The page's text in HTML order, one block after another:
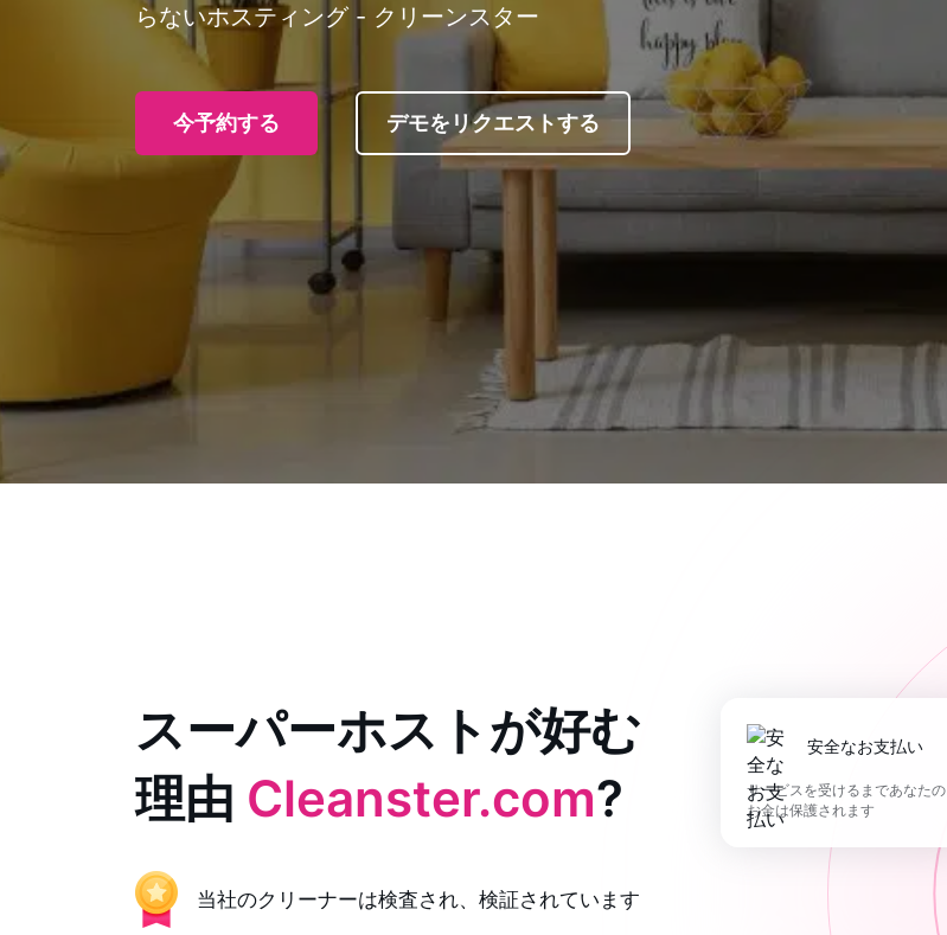
らないホスティング - クリーンスター
今予約する デモをリクエストする
スーパーホストが好む
理由 Cleanster.com?
当社のクリーナーは検査され、検証されています
安全なお支払い
サービスを受けるまであなたの
お金は保護されます